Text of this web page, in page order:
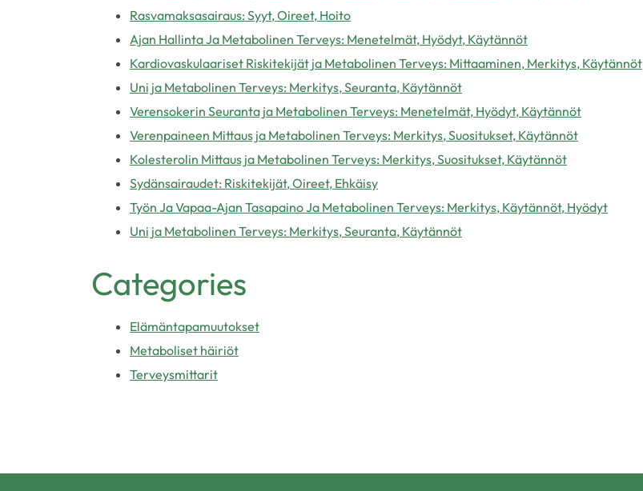
Rasvamaksasairaus: Syyt, Oireet, Hoito
Ajan Hallinta Ja Metabolinen Terveys: Menetelmät, Hyödyt, Käytännöt
Kardiovaskulaariset Riskitekijät ja Metabolinen Terveys: Mittaaminen, Merkitys, Käytännöt
Uni ja Metabolinen Terveys: Merkitys, Seuranta, Käytännöt
Verensokerin Seuranta ja Metabolinen Terveys: Menetelmät, Hyödyt, Käytännöt
Verenpaineen Mittaus ja Metabolinen Terveys: Merkitys, Suositukset, Käytännöt
Kolesterolin Mittaus ja Metabolinen Terveys: Merkitys, Suositukset, Käytännöt
Sydänsairaudet: Riskitekijät, Oireet, Ehkäisy
Työn Ja Vapaa-Ajan Tasapaino Ja Metabolinen Terveys: Merkitys, Käytännöt, Hyödyt
Uni ja Metabolinen Terveys: Merkitys, Seuranta, Käytännöt
Categories
Elämäntapamuutokset
Metaboliset häiriöt
Terveysmittarit